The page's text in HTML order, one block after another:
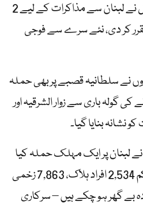
اسرائیل نے لبنان سے مذاکرات کے لیے 2
کر دی، نئے سرے سے فوجی
نے سلطانیہ قصبے پر بھی حملہ
گولہ باری سے زوار الشرقیہ اور
نشانہ بنایا گیا۔
نے لبنان پر ایک مہلک حملہ کیا
ہے جس میں کم از کم 2,534 افراد ہلاک، 7,863 زخمی
بے گھر ہو چکے ہیں – سرکاری